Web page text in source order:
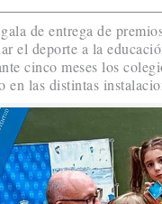
de entrega de
el deporte a la
cinco meses los
en las distintas